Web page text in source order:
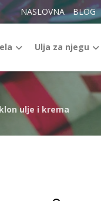
NASLOVNA BLOG
Ulja za njegu
ulje i krema